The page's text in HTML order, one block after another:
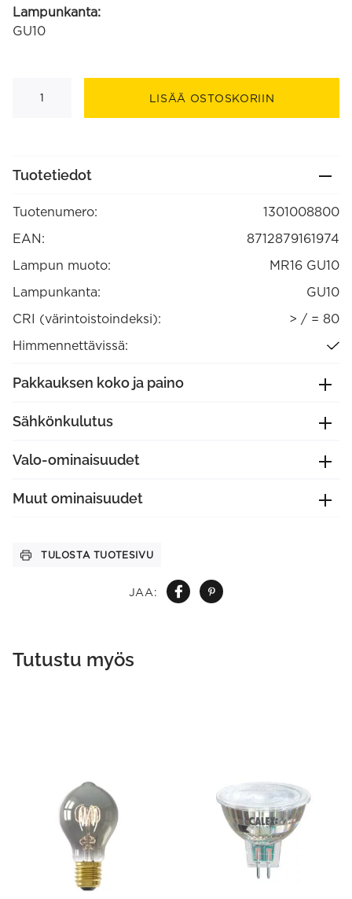
JAA:
Lampunkanta:
GU10
2700K
pack
LISÄÄ OSTOSKORIIN
Tuotetiedot
Tuotenumero:
1301008800
EAN:
8712879161974
Lampun muoto:
MR16 GU10
Lampunkanta:
GU10
CRI (värintoistoindeksi):
> / = 80
Himmennettävissä:
Pakkauksen koko ja paino
Sähkönkulutus
Valo-ominaisuudet
Muut ominaisuudet
TULOSTA TUOTESIVU
Tutustu myös